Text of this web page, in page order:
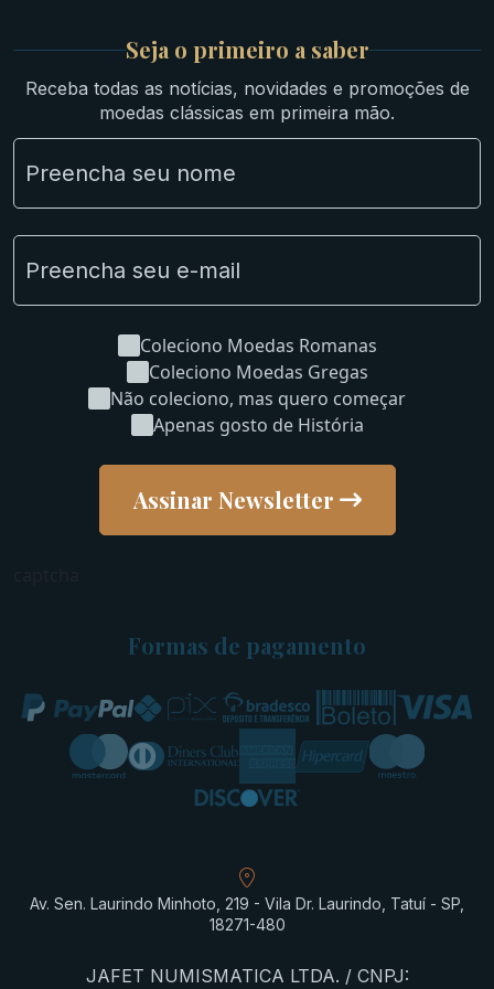
Ibéricas
Lotes Grandes
Material Numismático
NGC e NNC Encapsuladas
Novidades
Seja o primeiro a saber
Receba todas as notícias, novidades e promoções de
moedas clássicas em primeira mão.
Coleciono Moedas Romanas
Coleciono Moedas Gregas
Não coleciono, mas quero começar
Apenas gosto de História
Assinar Newsletter
Formas de pagamento
Av. Sen. Laurindo Minhoto, 219 - Vila Dr. Laurindo, Tatuí - SP,
18271-480
JAFET NUMISMATICA LTDA. / CNPJ: